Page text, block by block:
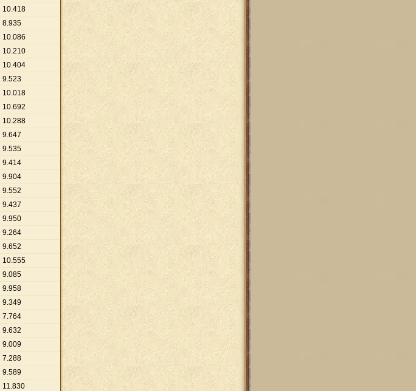
10.418
8.935
10.086
10.210
10.404
9.523
10.018
10.692
10.288
9.647
9.535
9.414
9.904
9.552
9.437
9.950
9.264
9.652
10.555
9.085
9.958
9.349
7.764
9.632
9.009
7.288
9.589
11.830